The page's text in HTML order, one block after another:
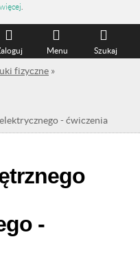
więcej
Szukaj
Menu
fizyczne »
- ćwiczenia
-